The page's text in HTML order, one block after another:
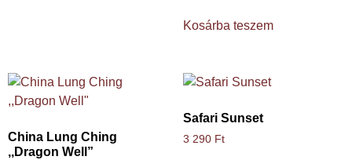
Kosárba teszem
China Lung Ching
,,Dragon Well”
Safari Sunset
3 290 Ft